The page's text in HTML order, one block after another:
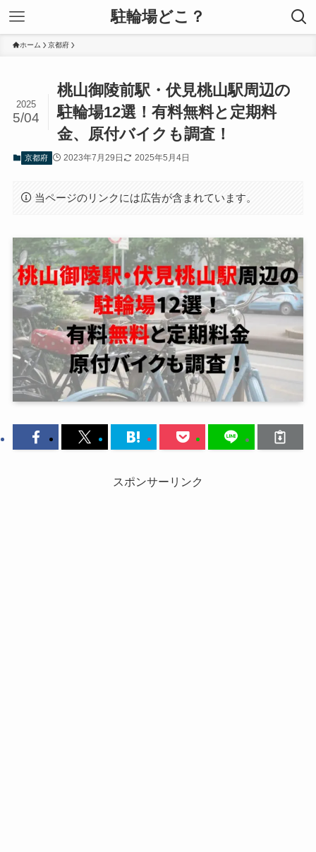
駐輪場どこ？
ホーム 京都府
桃山御陵前駅・伏見桃山駅周辺の
駐輪場12選！有料無料と定期料
金、原付バイクも調査！
2025
5/04
京都府 2023年7月29日 2025年5月4日
当ページのリンクには広告が含まれています。
スポンサーリンク